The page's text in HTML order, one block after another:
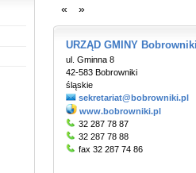
«
»
URZĄD GMINY
ul. Gminna 8
42-583 Bobrowniki
śląskie
sekretariat@bobrowniki.pl
www.bobrowniki.pl
32 287 78 87
32 287 78 88
fax 32 287 74 86